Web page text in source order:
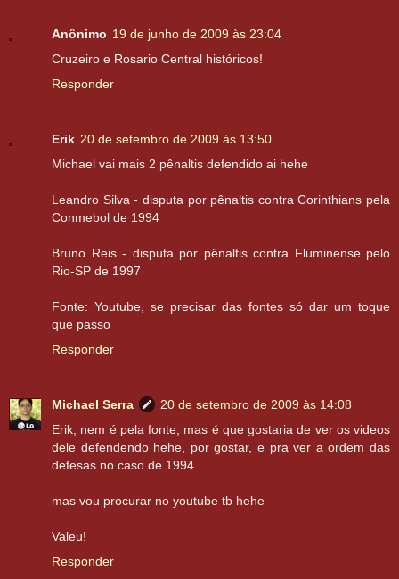
Anônimo 19 de junho de 2009 às 23:04
Cruzeiro e Rosario Central históricos!
Responder
Erik 20 de setembro de 2009 às 13:50
Michael vai mais 2 pênaltis defendido ai hehe
Leandro Silva - disputa por pênaltis contra Corinthians pela
Conmebol de 1994
Bruno Reis - disputa por pênaltis contra Fluminense pelo
Rio-SP de 1997
Fonte: Youtube, se precisar das fontes só dar um toque
que passo
Responder
Michael Serra
20 de setembro de 2009 às 14:08
Erik, nem é pela fonte, mas é que gostaria de ver os videos
dele defendendo hehe, por gostar, e pra ver a ordem das
defesas no caso de 1994.
mas vou procurar no youtube tb hehe
Valeu!
Responder